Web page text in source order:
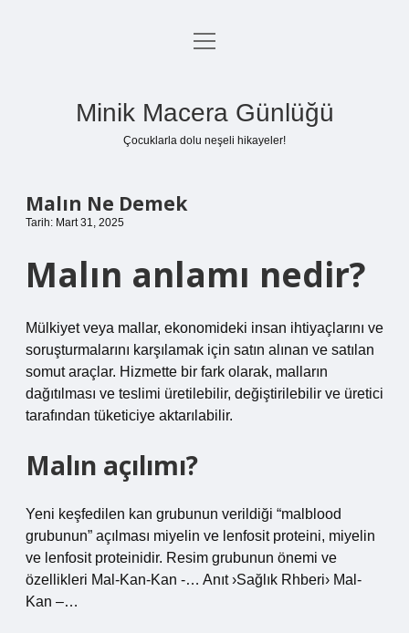
Anasayfa
menüyü
Minik Macera Günlüğü
Çocuklarla dolu neşeli hikayeler!
Malın Ne Demek
Tarih: Mart 31, 2025
Malın anlamı nedir?
Mülkiyet veya mallar, ekonomideki insan ihtiyaçlarını ve
soruşturmalarını karşılamak için satın alınan ve satılan
somut araçlar. Hizmette bir fark olarak, malların
dağıtılması ve teslimi üretilebilir, değiştirilebilir ve üretici
tarafından tüketiciye aktarılabilir.
Malın açılımı?
Yeni keşfedilen kan grubunun verildiği “malblood
grubunun” açılması miyelin ve lenfosit proteini, miyelin
ve lenfosit proteinidir. Resim grubunun önemi ve
özellikleri Mal-Kan-Kan -… Anıt ›Sağlık Rhberi› Mal-
Kan –…